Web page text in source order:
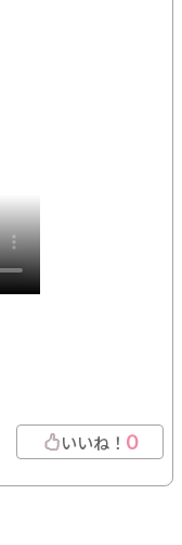
いいね！ 0